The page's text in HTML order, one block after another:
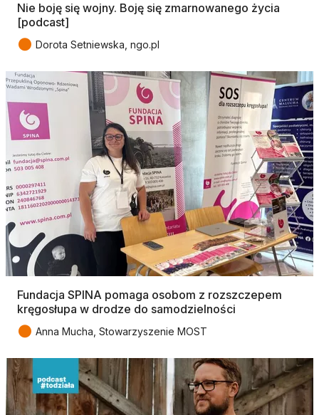
Nie boję się wojny. Boję się zmarnowanego życia
[podcast]
● Dorota Setniewska, ngo.pl
Fundacja SPINA pomaga osobom z rozszczepem
kręgosłupa w drodze do samodzielności
● Anna Mucha, Stowarzyszenie MOST